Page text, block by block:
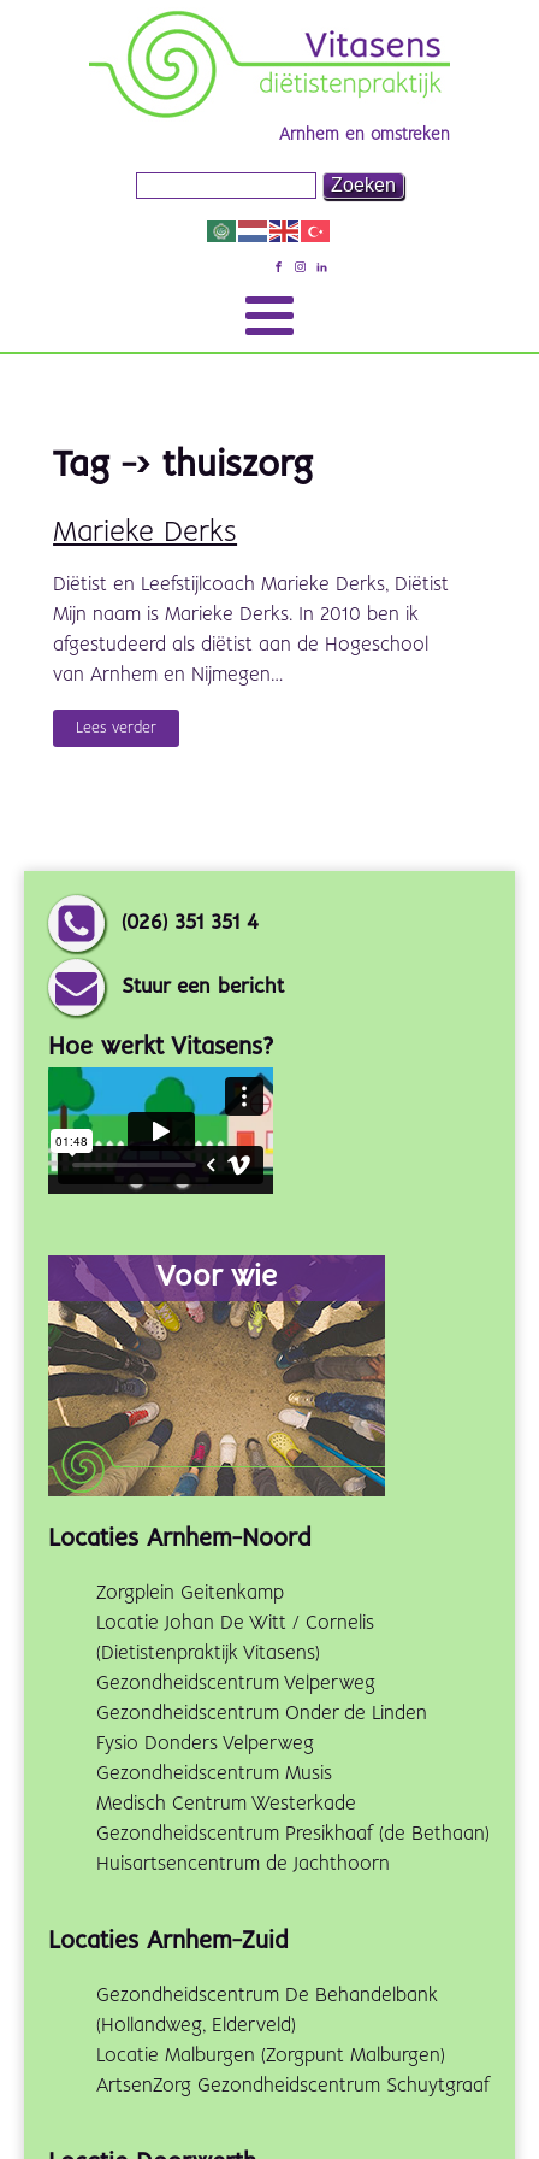
Arnhem en omstreken
Tag -> thuiszorg
Marieke Derks
Diëtist en Leefstijlcoach Marieke Derks, Diëtist
Mijn naam is Marieke Derks. In 2010 ben ik
afgestudeerd als diëtist aan de Hogeschool
van Arnhem en Nijmegen…
Lees verder
(026) 351 351 4
Stuur een bericht
Hoe werkt Vitasens?
Voor wie
Locaties Arnhem-Noord
Zorgplein Geitenkamp
Locatie Johan De Witt / Cornelis
(Dietistenpraktijk Vitasens)
Gezondheidscentrum Velperweg
Gezondheidscentrum Onder de Linden
Fysio Donders Velperweg
Gezondheidscentrum Musis
Medisch Centrum Westerkade
Gezondheidscentrum Presikhaaf (de Bethaan)
Huisartsencentrum de Jachthoorn
Locaties Arnhem-Zuid
Gezondheidscentrum De Behandelbank
(Hollandweg, Elderveld)
Locatie Malburgen (Zorgpunt Malburgen)
ArtsenZorg Gezondheidscentrum Schuytgraaf